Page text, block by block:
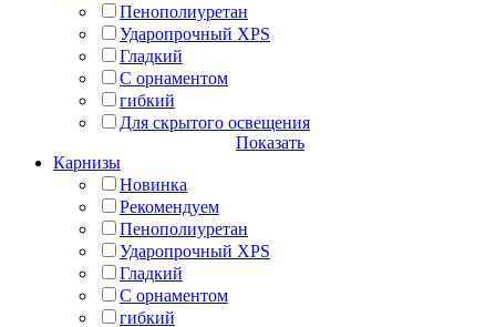
Пенополиуретан
Ударопрочный XPS
Гладкий
С орнаментом
гибкий
Для скрытого освещения
Показать
Карнизы
Новинка
Рекомендуем
Пенополиуретан
Ударопрочный XPS
Гладкий
С орнаментом
гибкий